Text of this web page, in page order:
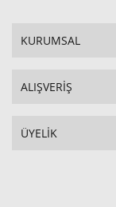
KURUMSAL
ALIŞVERİŞ
ÜYELİK